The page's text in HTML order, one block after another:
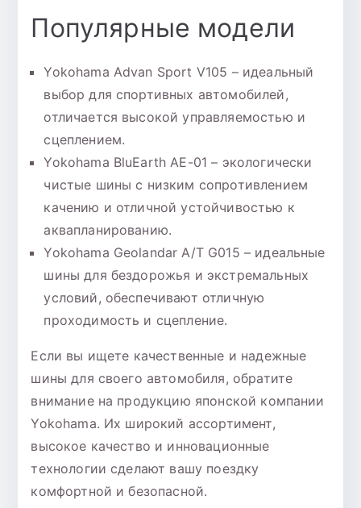
Популярные модели
Yokohama Advan Sport V105 – идеальный
выбор для спортивных автомобилей,
отличается высокой управляемостью и
сцеплением.
Yokohama BluEarth AE-01 – экологически
чистые шины с низким сопротивлением
качению и отличной устойчивостью к
аквапланированию.
Yokohama Geolandar A/T G015 – идеальные
шины для бездорожья и экстремальных
условий, обеспечивают отличную
проходимость и сцепление.
Если вы ищете качественные и надежные
шины для своего автомобиля, обратите
внимание на продукцию японской компании
Yokohama. Их широкий ассортимент,
высокое качество и инновационные
технологии сделают вашу поездку
комфортной и безопасной.